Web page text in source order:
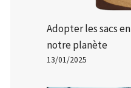
Adopter les sacs
notre planète
13/01/2025